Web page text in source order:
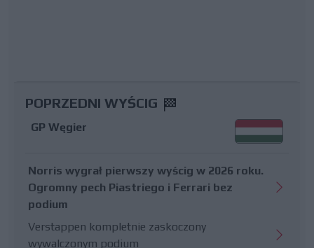
POPRZEDNI WYŚCIG
GP Węgier
Norris wygrał pierwszy wyścig w 2026 roku.
Ogromny pech Piastriego i Ferrari bez
podium
Verstappen kompletnie zaskoczony
wywalczonym podium